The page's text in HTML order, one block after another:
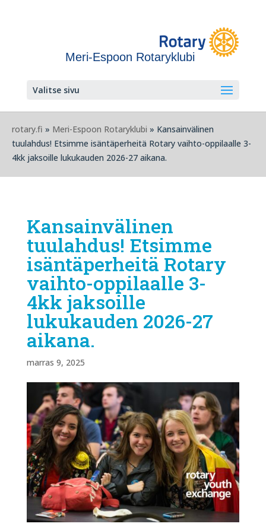
Meri-Espoon Rotaryklubi
Valitse sivu
rotary.fi » Meri-Espoon Rotaryklubi » Kansainvälinen
tuulahdus! Etsimme isäntäperheitä Rotary vaihto-oppilaalle 3-
4kk jaksoille lukukauden 2026-27 aikana.
Kansainvälinen
tuulahdus! Etsimme
isäntäperheitä Rotary
vaihto-oppilaalle 3-
4kk jaksoille
lukukauden 2026-27
aikana.
marras 9, 2025